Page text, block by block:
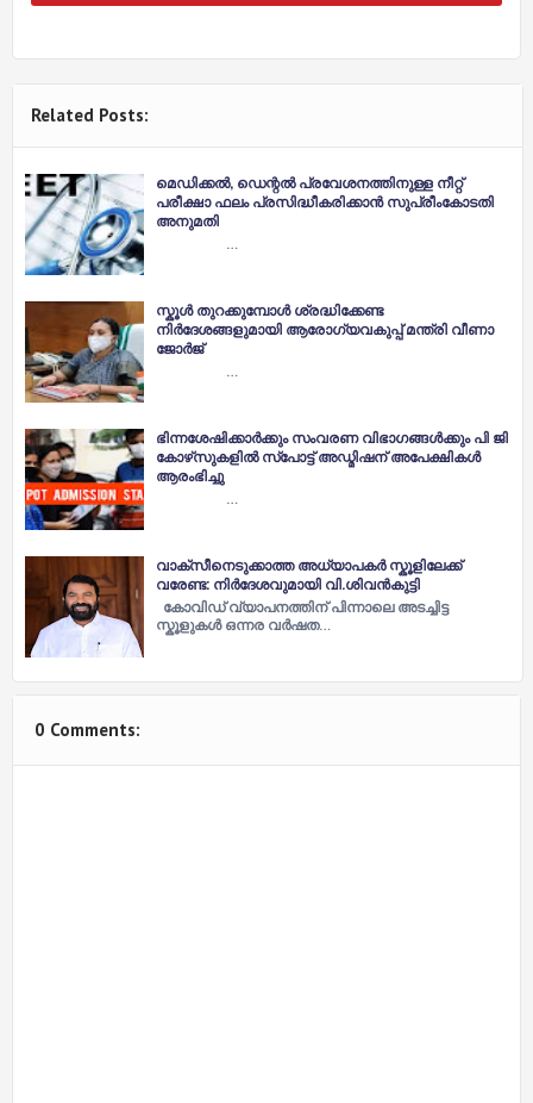
Related Posts:
മെഡിക്കല്‍, ഡെന്റല്‍ പ്രവേശനത്തിനുള്ള നീറ്റ്
പരീക്ഷാ ഫലം പ്രസിദ്ധീകരിക്കാന്‍ സുപ്രീംകോടതി
അനുമതി
…
സ്കൂൾ തുറക്കുമ്പോൾ ശ്രദ്ധിക്കേണ്ട
നിർദേശങ്ങളുമായി ആരോഗ്യവകുപ്പ് മന്ത്രി വീണാ
ജോർജ്
…
ഭിന്നശേഷിക്കാര്‍ക്കും സംവരണ വിഭാഗങ്ങള്‍ക്കും പി ജി
കോഴ്‌സുകളില്‍ സ്‌പോട്ട് അഡ്മിഷന് അപേക്ഷികൾ
ആരംഭിച്ചു
…
വാക്സീനെടുക്കാത്ത അധ്യാപകർ സ്കൂളിലേക്ക്
വരേണ്ട: നിർദേശവുമായി വി.ശിവൻകുട്ടി
കോവിഡ് വ്യാപനത്തിന് പിന്നാലെ അടച്ചിട്ട
സ്കൂളുകൾ ഒന്നര വർഷത…
0 Comments: